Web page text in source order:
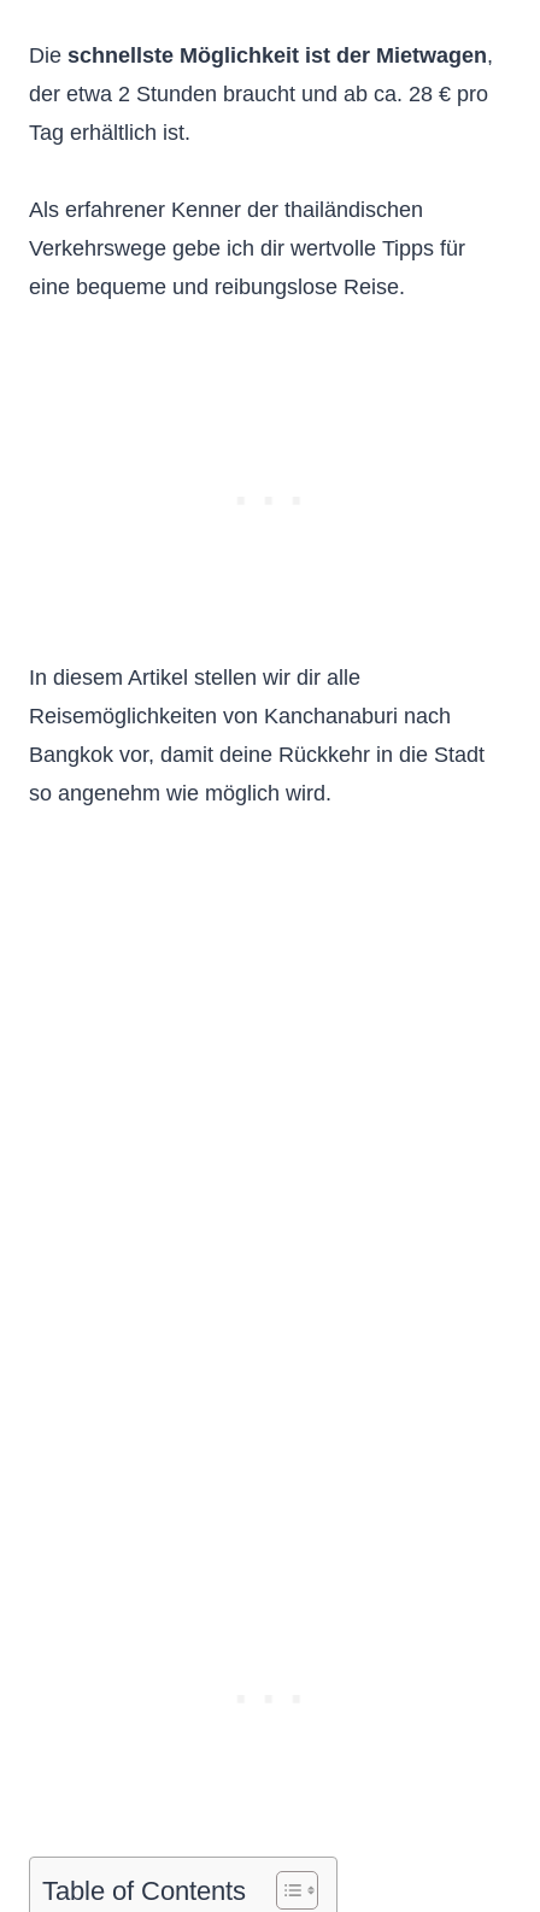
Die schnellste Möglichkeit ist der Mietwagen,
der etwa 2 Stunden braucht und ab ca. 28 € pro
Tag erhältlich ist.
Als erfahrener Kenner der thailändischen
Verkehrswege gebe ich dir wertvolle Tipps für
eine bequeme und reibungslose Reise.
In diesem Artikel stellen wir dir alle
Reisemöglichkeiten von Kanchanaburi nach
Bangkok vor, damit deine Rückkehr in die Stadt
so angenehm wie möglich wird.
Table of Contents